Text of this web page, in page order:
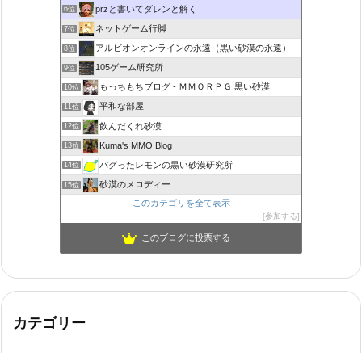
6位 przと書いてダレンと解く
7位 ネットゲーム行脚
8位 アルビオンオンラインの永遠（黒い砂漠の永遠）
9位 105ゲーム研究所
10位 もっちもちブログ - ＭＭＯＲＰＧ 黒い砂漠
11位 平和な部屋
12位 飲んだくれ砂漠
13位 Kuma's MMO Blog
14位 バグったレモンの黒い砂漠研究所
15位
砂漠のメロディー
このカテゴリを全て表示
参加する
このブログに投票する
カテゴリー